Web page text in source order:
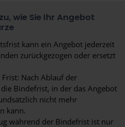
wie Sie Ihr Angebot
kann ein Angebot jederzeit
zurückgezogen oder ersetzt
Nach Ablauf der
Bindefrist, in der das Angebot
nicht mehr
kann.
während der Bindefrist ist nur